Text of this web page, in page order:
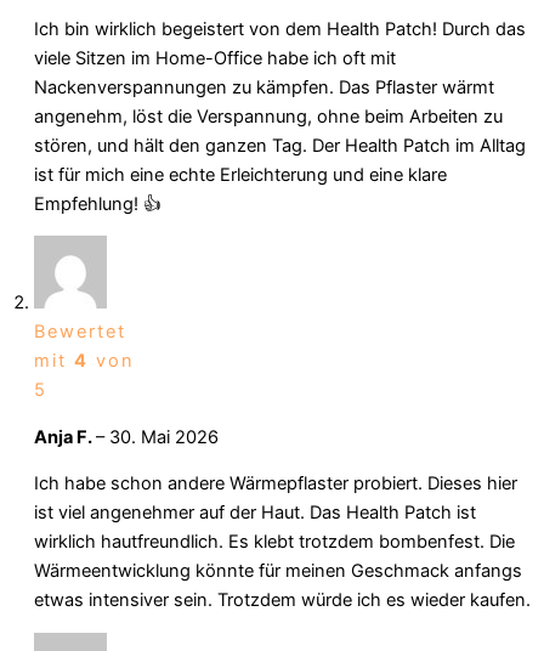
Ich bin wirklich begeistert von dem Health Patch! Durch das
viele Sitzen im Home-Office habe ich oft mit
Nackenverspannungen zu kämpfen. Das Pflaster wärmt
angenehm, löst die Verspannung, ohne beim Arbeiten zu
stören, und hält den ganzen Tag. Der Health Patch im Alltag
ist für mich eine echte Erleichterung und eine klare
Empfehlung! 👍
Bewertet
mit 4 von
5
Anja F.– 30. Mai 2026
Ich habe schon andere Wärmepflaster probiert. Dieses hier
ist viel angenehmer auf der Haut. Das Health Patch ist
wirklich hautfreundlich. Es klebt trotzdem bombenfest. Die
Wärmeentwicklung könnte für meinen Geschmack anfangs
etwas intensiver sein. Trotzdem würde ich es wieder kaufen.